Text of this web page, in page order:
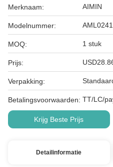
Merknaam: AIMIN
Modelnummer:
MOQ: 1 stuk
Prijs:
Verpakking:
Betalingsvoorwaarden: TT/LC/
Krijg Beste Prijs
Detailinformatie